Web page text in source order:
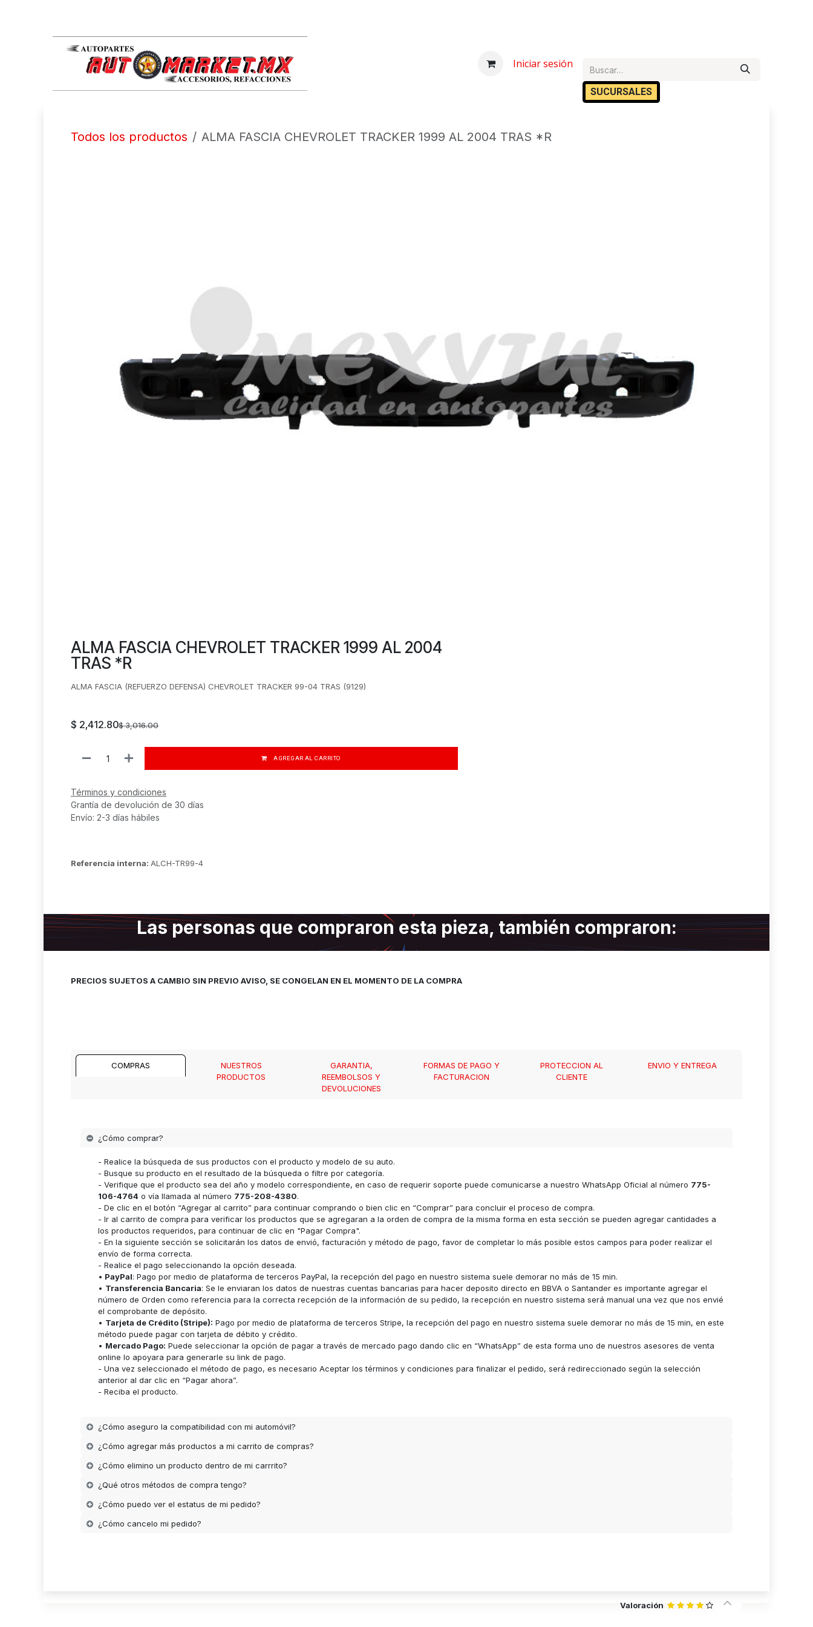
Centro de Ayuda Cita Contáctanos
Iniciar sesión
SUCURSA​​LES
Todos los productos ALMA FASCIA CHEVROLET TRACKER 1999 AL 2004 TRAS *R
ALMA FASCIA CHEVROLET TRACKER 1999 AL 2004
TRAS *R
ALMA FASCIA (REFUERZO DEFENSA) CHEVROLET TRACKER 99-04 TRAS (9129)
$ 2,412.80$3,016.00
AGREGAR AL CARRITO
Términos y condiciones
Grantía de devolución de 30 días
Envío: 2-3 días hábiles
Referencia interna: ALCH-TR99-4
Las personas que compraron esta pieza, también compraron:
PRECIOS SUJETOS A CAMBIO SIN PREVIO AVISO, SE CONGELAN EN EL MOMENTO DE LA COMPRA
COMPRAS
NUESTROS
PRODUCTOS
GARANTIA,
REEMBOLSOS Y
DEVOLUCIONES
FORMAS DE PAGO Y
FACTURACION
PROTECCION AL
CLIENTE
ENVIO Y ENTREGA
¿Cómo comprar?
- Realice la búsqueda de sus productos con el producto y modelo de su auto.
- Busque su producto en el resultado de la búsqueda o filtre por categoría.
- Verifique que el producto sea del año y modelo correspondiente, en caso de requerir soporte puede comunicarse a nuestro WhatsApp Oficial al número 775-
106-4764 o vía llamada al número 775-208-4380.
- De clic en el botón “Agregar al carrito” para continuar comprando o bien clic en “Comprar” para concluir el proceso de compra.
- Ir al carrito de compra para verificar los productos que se agregaran a la orden de compra de la misma forma en esta sección se pueden agregar cantidades a
los productos requeridos, para continuar de clic en "Pagar Compra".
- En la siguiente sección se solicitarán los datos de envió, facturación y método de pago, favor de completar lo más posible estos campos para poder realizar el
envío de forma correcta.
- Realice el pago seleccionando la opción deseada.
• PayPal: Pago por medio de plataforma de terceros PayPal, la recepción del pago en nuestro sistema suele demorar no más de 15 min.
• Transferencia Bancaria: Se le enviaran los datos de nuestras cuentas bancarias para hacer deposito directo en BBVA o Santander es importante agregar el
número de Orden como referencia para la correcta recepción de la información de su pedido, la recepción en nuestro sistema será manual una vez que nos envié
el comprobante de depósito.
• Tarjeta de Crédito (Stripe): Pago por medio de plataforma de terceros Stripe, la recepción del pago en nuestro sistema suele demorar no más de 15 min, en este
método puede pagar con tarjeta de débito y crédito.
• Mercado Pago: Puede seleccionar la opción de pagar a través de mercado pago dando clic en “WhatsApp” de esta forma uno de nuestros asesores de venta
online lo apoyara para generarle su link de pago.
- Una vez seleccionado el método de pago, es necesario Aceptar los términos y condiciones para finalizar el pedido, será redireccionado según la selección
anterior al dar clic en “Pagar ahora”.
- Reciba el producto.
¿Cómo aseguro la compatibilidad con mi automóvil?
¿Cómo agregar más productos a mi carrito de compras?
¿Cómo elimino un producto dentro de mi carrrito?
¿Qué otros métodos de compra tengo?
¿Cómo puedo ver el estatus de mi pedido?
¿Cómo cancelo mi pedido?
Valoración